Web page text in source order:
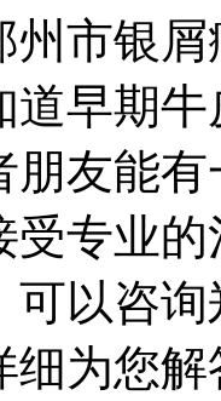
市银屑
道早期
朋友能
受专业
可以咨
细为您解